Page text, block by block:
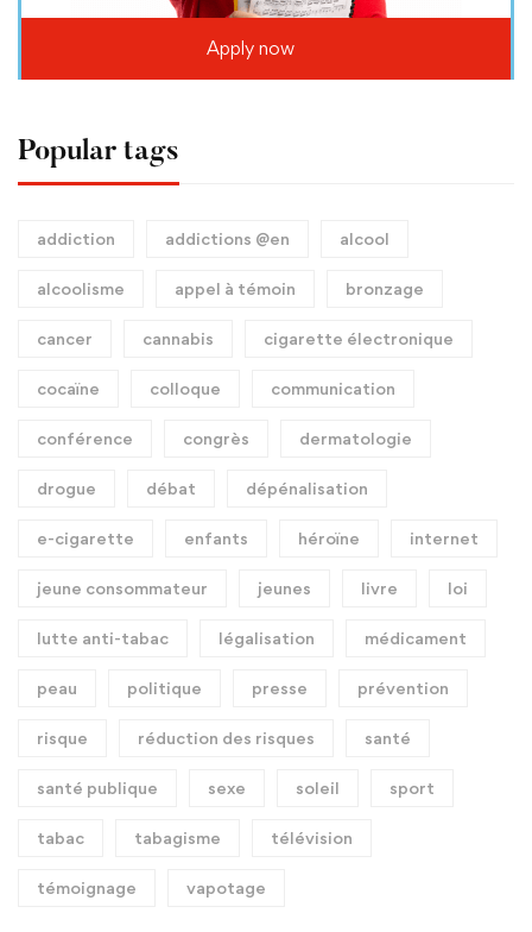
Apply now
Popular tags
addiction addictions @en alcool
alcoolisme appel à témoin bronzage
cancer cannabis cigarette électronique
cocaïne colloque communication
conférence congrès dermatologie
drogue débat dépénalisation
e-cigarette enfants héroïne internet
jeune consommateur jeunes livre loi
lutte anti-tabac légalisation médicament
peau politique presse prévention
risque réduction des risques santé
santé publique sexe soleil sport
tabac tabagisme télévision
témoignage vapotage